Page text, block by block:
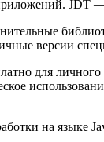
JDT
версии
для
на языке